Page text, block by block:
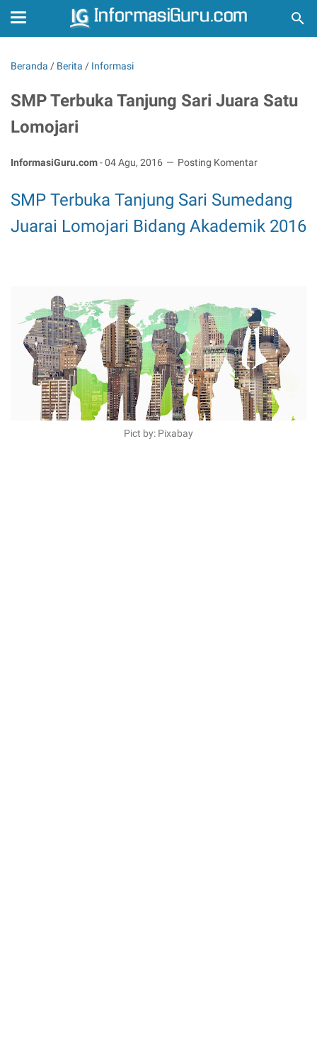
Beranda / Berita / Informasi
SMP Terbuka Tanjung Sari Juara Satu
Lomojari
InformasiGuru.com-04 Agu, 2016 Posting Komentar
SMP Terbuka Tanjung Sari Sumedang
Juarai Lomojari Bidang Akademik 2016
Pict by: Pixabay